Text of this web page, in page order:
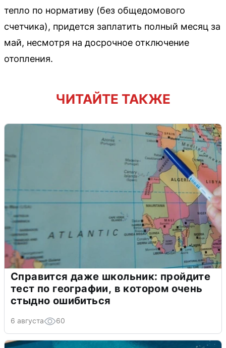
тепло по нормативу (без общедомового
счетчика), придется заплатить полный месяц за
май, несмотря на досрочное отключение
отопления.
ЧИТАЙТЕ ТАКЖЕ
Справится даже школьник: пройдите
тест по географии, в котором очень
стыдно ошибиться
6 августа 60